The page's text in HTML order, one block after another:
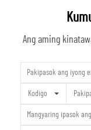
Ang aming
Kodigo